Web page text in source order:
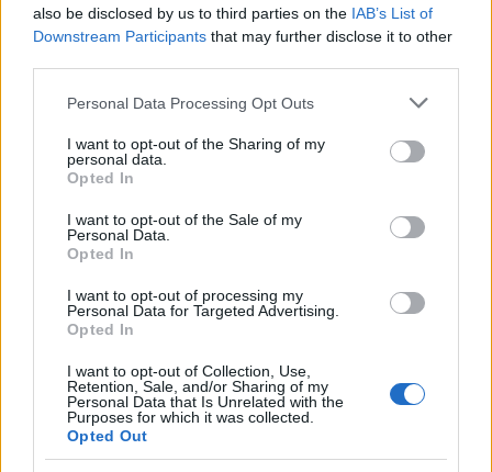
also be disclosed by us to third parties on the IAB’s List of
Downstream Participants that may further disclose it to other
Please note that this website/app uses one or more Google
not limited to your visit or usage behaviour. You may click to
grant or deny consent to Google and its third-party tags to
use your data for below specified purposes in below Google
consent section.
Personal Data Processing Opt Outs
I want to opt-out of the Sharing of my
personal data.
Opted In
I want to opt-out of the Sale of my
Personal Data.
Opted In
I want to opt-out of processing my
Personal Data for Targeted Advertising.
Opted In
I want to opt-out of Collection, Use,
Retention, Sale, and/or Sharing of my
Personal Data that Is Unrelated with the
Purposes for which it was collected.
Opted Out